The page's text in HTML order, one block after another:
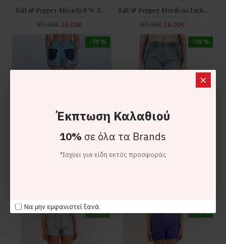
Έκπτωση Καλαθιού
10% σε όλα τα Brands
*Ισχύει για είδη εκτός προσφοράς
Να μην εμφανιστεί ξανά
Salt & Pepper Micaela S/W Zebra Τζιν Σορτς
87,00€ 26,00€
Salt & Pepper Marilena Light Ripped Τζιν Σορτς
87,00€ 26,00€
-70 % -70 %
-60 % -70 %